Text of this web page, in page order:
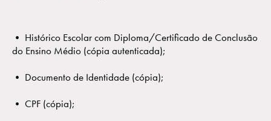
• Histórico Escolar com Diploma/Certificado de Conclusão
do Ensino Médio (cópia autenticada);
• Documento de Identidade (cópia);
• CPF (cópia);